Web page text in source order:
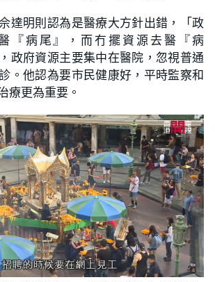
達明則認為是醫療大方針出錯，「政
『病尾』，而冇擺資源去醫『病
政府資源主要集中在醫院，忽視普通
。他認為要市民健康好，平時監察和
療更為重要。